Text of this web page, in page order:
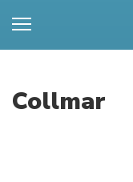
Collmar